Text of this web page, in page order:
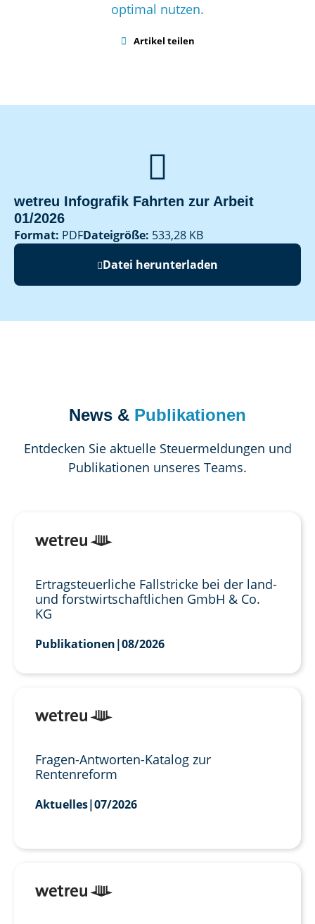
optimal nutzen.
 Artikel teilen

wetreu Infografik Fahrten zur Arbeit
01/2026
Format: PDFDateigröße: 533,28 KB
Datei herunterladen
News & Publikationen
Entdecken Sie aktuelle Steuermeldungen und
Publikationen unseres Teams.
Ertragsteuerliche Fallstricke bei der land-
und forstwirtschaftlichen GmbH & Co.
KG
Publikationen|08/2026
Fragen-Antworten-Katalog zur
Rentenreform
Aktuelles|07/2026